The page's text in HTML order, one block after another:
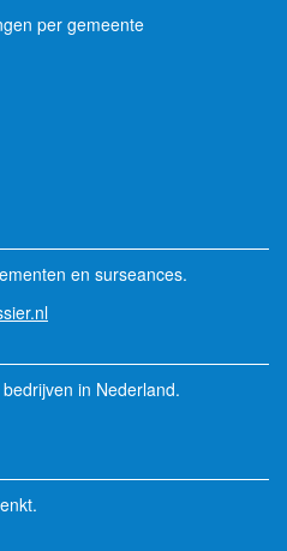
per gemeente
en surseances.
in Nederland.